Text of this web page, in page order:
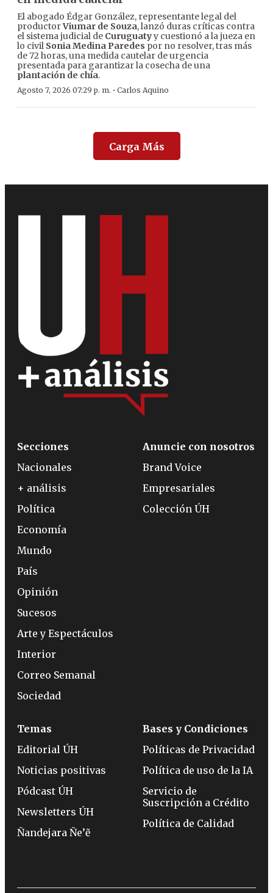
El abogado Édgar González, representante legal del
productorViumar de Souza, lanzó duras críticas contra
el sistema judicial de Curuguatyy cuestionó a la jueza en
lo civil Sonia Medina Paredes por no resolver, tras más
de 72 horas, una medida cautelar de urgencia
presentada para garantizar la cosecha de una
plantación de chía.
Agosto 7, 2026 07:29 p. m. · Carlos Aquino
Carga Más
Secciones
Nacionales
+ análisis
Política
Economía
Mundo
País
Opinión
Sucesos
Arte y Espectáculos
Interior
Correo Semanal
Sociedad
Anuncie con nosotros
Brand Voice
Empresariales
Colección ÚH
Temas
Editorial ÚH
Noticias positivas
Pódcast ÚH
Newsletters ÚH
Ñandejara Ñe’ẽ
Bases y Condiciones
Políticas de Privacidad
Política de uso de la IA
Servicio de
Suscripción a Crédito
Política de Calidad